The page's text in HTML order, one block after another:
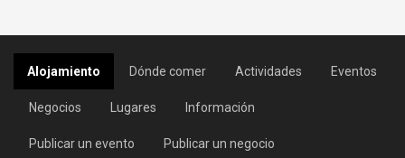
Alojamiento Dónde comer Actividades Eventos
Negocios Lugares Información
Publicar un evento Publicar un negocio